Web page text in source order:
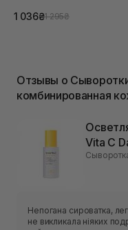
1 036₴1 295₴
Отзывы о
комбинированная
Vita C
Непогана сироватка,
не викликала ніяких